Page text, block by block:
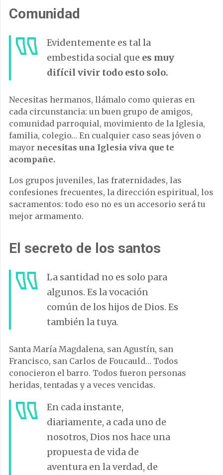
Comunidad
Evidentemente es tal la
embestida social que es muy
difícil vivir todo esto solo.
Necesitas hermanos, llámalo como quieras en
cada circunstancia: un buen grupo de amigos,
comunidad parroquial, movimiento de la Iglesia,
familia, colegio… En cualquier caso seas jóven o
mayor necesitas una Iglesia viva que te
acompañe.
Los grupos juveniles, las fraternidades, las
confesiones frecuentes, la dirección espiritual, los
sacramentos: todo eso no es un accesorio será tu
mejor armamento.
El secreto de los santos
La santidad no es solo para
algunos. Es la vocación
común de los hijos de Dios. Es
también la tuya.
Santa María Magdalena, san Agustín, san
Francisco, san Carlos de Foucauld… Todos
conocieron el barro. Todos fueron personas
heridas, tentadas y a veces vencidas.
En cada instante,
diariamente, a cada uno de
nosotros, Dios nos hace una
propuesta de vida de
aventura en la verdad, de